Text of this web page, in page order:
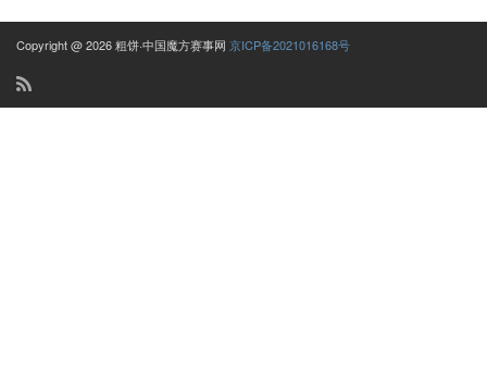
Copyright @ 2026 粗饼·中国魔方赛事网 京ICP备2021016168号